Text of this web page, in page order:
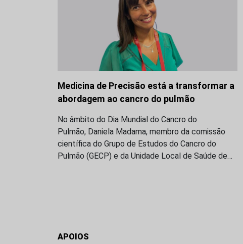
Medicina de Precisão está a transformar a
abordagem ao cancro do pulmão
No âmbito do Dia Mundial do Cancro do
Pulmão, Daniela Madama, membro da comissão
científica do Grupo de Estudos do Cancro do
Pulmão (GECP) e da Unidade Local de Saúde de…
APOIOS